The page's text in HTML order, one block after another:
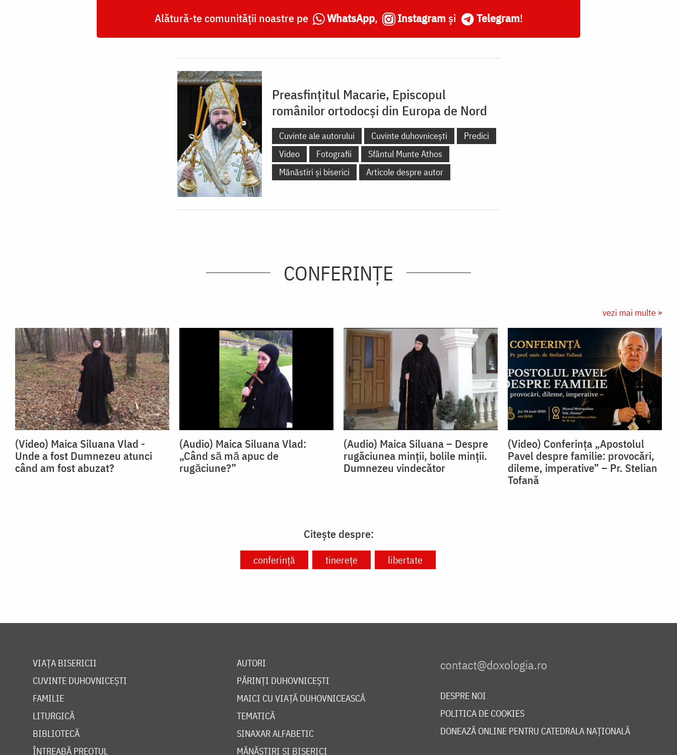
Alătură-te comunității noastre pe WhatsApp, Instagram și Telegram!
Preasfințitul Macarie, Episcopul
românilor ortodocși din Europa de Nord
Cuvinte ale autorului Cuvinte duhovnicești
Predici
Video
Fotografii
Sfântul Munte Athos
Mănăstiri și biserici
Articole despre autor
CONFERINȚE
vezi mai multe »
(Video) Maica Siluana Vlad -
Unde a fost Dumnezeu atunci
când am fost abuzat?
(Audio) Maica Siluana Vlad:
„Când să mă apuc de
rugăciune?”
(Audio) Maica Siluana – Despre
rugăciunea minții, bolile minții.
Dumnezeu vindecător
(Video) Conferința „Apostolul
Pavel despre familie: provocări,
dileme, imperative” – Pr. Stelian
Tofană
Citește despre:
conferință tinerețe libertate
VIAȚA BISERICII
CUVINTE DUHOVNICEȘTI
FAMILIE
LITURGICĂ
BIBLIOTECĂ
ÎNTREABĂ PREOTUL
AUTORI
PĂRINȚI DUHOVNICEȘTI
MAICI CU VIAȚĂ DUHOVNICEASCĂ
TEMATICĂ
SINAXAR ALFABETIC
MĂNĂSTIRI ȘI BISERICI
DESPRE NOI
POLITICA DE COOKIES
DONEAZĂ ONLINE PENTRU CATEDRALA NAȚIONALĂ